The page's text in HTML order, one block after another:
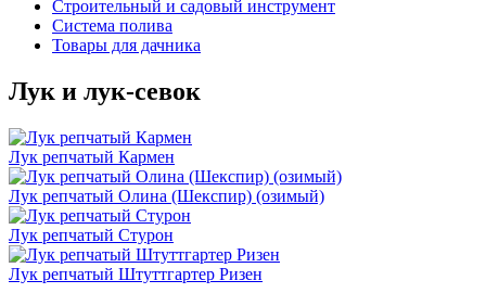
Строительный и садовый инструмент
Система полива
Товары для дачника
Лук и лук-севок
Лук репчатый Кармен
Лук репчатый Олина (Шекспир) (озимый)
Лук репчатый Стурон
Лук репчатый Штуттгартер Ризен